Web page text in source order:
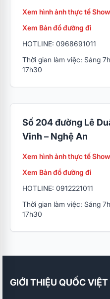
Xem hình ảnh thực tế
Xem Bản đồ đường đi
HOTLINE: 0968691011
Thời gian làm việc: Sáng
17h30
Số 204 đường Lê
Vinh – Nghệ An
Xem hình ảnh thực tế
Xem Bản đồ đường đi
HOTLINE: 0912221011
Thời gian làm việc: Sáng
17h30
GIỚI THIỆU QUỐC VIỆT